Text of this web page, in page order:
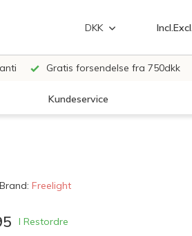
DKK Incl.Excl.
Gratis forsendelse fra 750dkk
Kundeservice
Freelight
I Restordre